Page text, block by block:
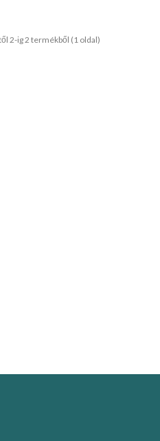
2-ig 2 termékből (1 oldal)